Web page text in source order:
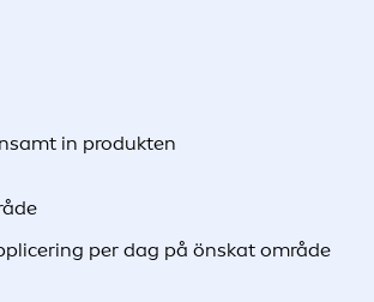
in produkten
per dag på önskat område